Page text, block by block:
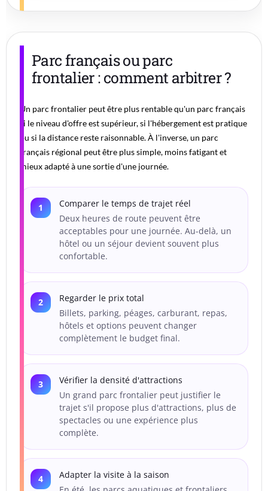
Parc français ou parc
frontalier : comment arbitrer ?
Un parc frontalier peut être plus rentable qu'un parc français
si le niveau d'offre est supérieur, si l'hébergement est pratique
ou si la distance reste raisonnable. À l'inverse, un parc
français régional peut être plus simple, moins fatigant et
mieux adapté à une sortie d'une journée.
Comparer le temps de trajet réel
Deux heures de route peuvent être
acceptables pour une journée. Au-delà, un
hôtel ou un séjour devient souvent plus
confortable.
Regarder le prix total
Billets, parking, péages, carburant, repas,
hôtels et options peuvent changer
complètement le budget final.
Vérifier la densité d'attractions
Un grand parc frontalier peut justifier le
trajet s'il propose plus d'attractions, plus de
spectacles ou une expérience plus
complète.
Adapter la visite à la saison